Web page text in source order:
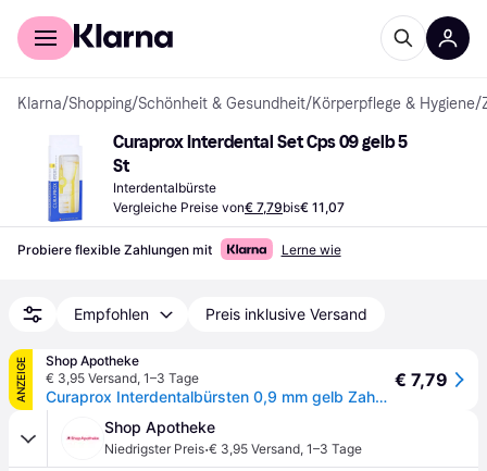
Für Shopper
Klarna/Shopping/Schönheit & Gesundheit/Körperpflege & Hygiene/
Curaprox Interdental Set Cps 09 gelb 5
St
Interdentalbürste
Vergleiche Preise von€ 7,79bis€ 11,07
Probiere flexible Zahlungen mit Lerne wie
Empfohlen Preis inklusive Versand
ANZEIGE
Shop Apotheke
€ 3,95 Versand, 1–3 Tage
Curaprox Interdentalbürsten 0,9 mm gelb Zahnbürste 1 P
€ 7,79
Shop Apotheke
Niedrigster Preis·€ 3,95 Versand, 1–3 Tage